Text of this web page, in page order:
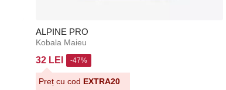
ALPINE PRO
Kobala Maieu
32 LEI -47%
Preț cu cod EXTRA20